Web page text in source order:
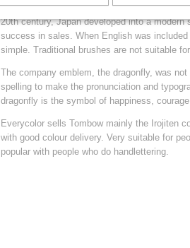
Initially, pencil manufacturer Harunosuke
20th century, Japan developed into a
success in sales. When English was
simple. Traditional brushes are not suitable
The company emblem, the dragonfly, was
spelling to make the pronunciation and
dragonfly is the symbol of happiness,
Everycolor sells Tombow mainly the Irojiten
with good colour delivery. Very suitable for
popular with people who do handlettering.